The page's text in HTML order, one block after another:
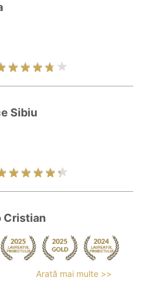
Sibiu
Cristian
Arată mai multe >>